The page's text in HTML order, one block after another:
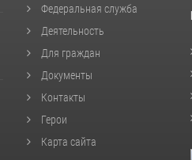
Федеральная служба
Деятельность
Для граждан
Документы
Контакты
Герои
Карта сайта